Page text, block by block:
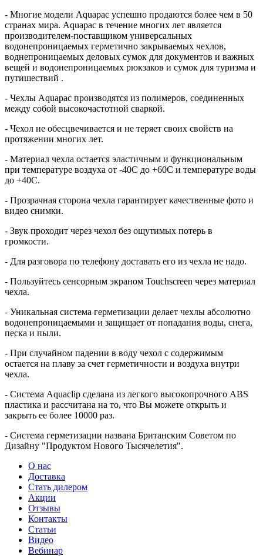
- Многие модели Aquapac успешно продаются более чем в 50
странах мира. Aquapac в течение многих лет является
производителем-поставщиком универсальных
водонепроницаемых герметично закрываемых чехлов,
воднепроницаемых деловых сумок для документов и важных
вещей и водонепроницаемых рюкзаков и сумок для туризма и
путишествий .
- Чехлы Aquapac производятся из полимеров, соединенных
между собой высокочастотной сваркой.
- Чехол не обесцвечивается и не теряет своих свойств на
протяжении многих лет.
- Материал чехла остается эластичным и функциональным
при температуре воздуха от -40C до +60C и температуре воды
до +40C.
- Прозрачная сторона чехла гарантирует качественные фото и
видео снимки.
- Звук проходит через чехол без ощутимых потерь в
громкости.
- Для разговора по телефону доставать его из чехла не надо.
- Пользуйтесь сенсорным экраном Touchscreen через материал
чехла.
- Уникальная система герметизации делает чехлы абсолютно
водонепроницаемыми и защищает от попадания воды, снега,
песка и пыли.
- При случайном падении в воду чехол с содержимым
остается на плаву за счет герметичности и воздуха внутри
чехла.
- Система Aquaclip сделана из легкого высокопрочного ABS
пластика и рассчитана на то, что Вы можете открыть и
закрыть ее более 10000 раз.
- Система герметизации названа Британским Советом по
Дизайну "Продуктом Нового Тысячелетия".
О нас
Доставка
Стать дилером
Акции
Отзывы
Контакты
Статьи
Видео
Вебинар